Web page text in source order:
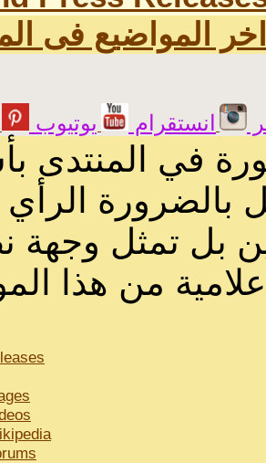
اخر المواضيع فى
انستقرام يوتيوب
في المنتدى
بالضرورة
بل تمثل وجهة
من هذا